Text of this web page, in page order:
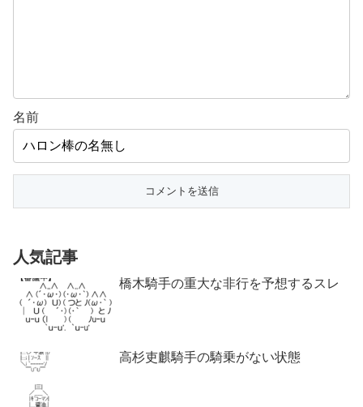
名前
人気記事
橋木騎手の重大な非行を予想するスレ
高杉吏麒騎手の騎乗がない状態